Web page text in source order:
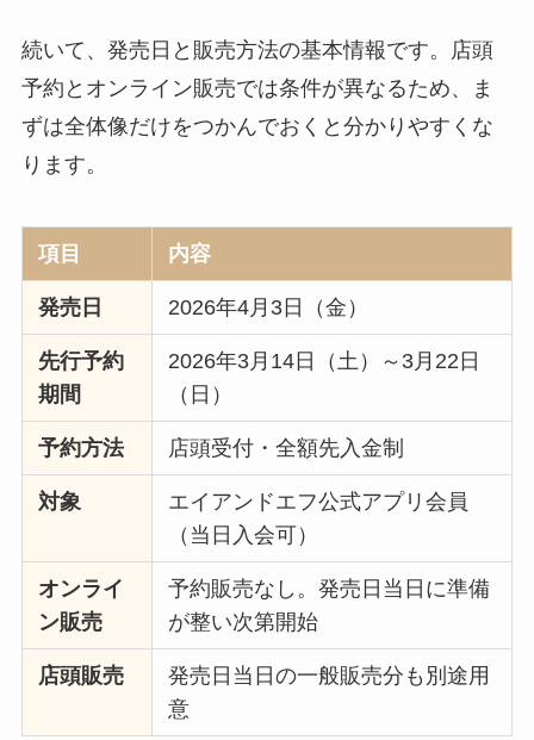
続いて、発売日と販売方法の基本情報です。店頭
予約とオンライン販売では条件が異なるため、ま
ずは全体像だけをつかんでおくと分かりやすくな
ります。
項目 内容
発売日 2026年4月3日（金）
先行予約
期間
2026年3月14日（土）～3月22日
（日）
予約方法 店頭受付・全額先入金制
対象
エイアンドエフ公式アプリ会員
（当日入会可）
オンライ
ン販売
予約販売なし。発売日当日に準備
が整い次第開始
店頭販売
発売日当日の一般販売分も別途用
意